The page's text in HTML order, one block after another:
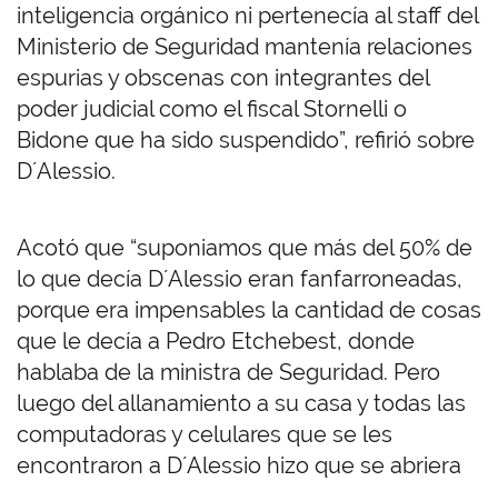
inteligencia orgánico ni pertenecía al staff del
Ministerio de Seguridad mantenía relaciones
espurias y obscenas con integrantes del
poder judicial como el fiscal Stornelli o
Bidone que ha sido suspendido”, refirió sobre
D´Alessio.
Acotó que “suponiamos que más del 50% de
lo que decía D´Alessio eran fanfarroneadas,
porque era impensables la cantidad de cosas
que le decía a Pedro Etchebest, donde
hablaba de la ministra de Seguridad. Pero
luego del allanamiento a su casa y todas las
computadoras y celulares que se les
encontraron a D´Alessio hizo que se abriera